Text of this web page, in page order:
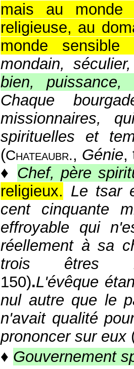
mais au
religieuse, au
monde
mondain,
bien, puissance,
Chaque
missionnaires,
spirituelles et
(Chateaubr., Génie,
♦ Chef, père
religieux. Le tsar
cent cinquante
effroyable qui
réellement à sa
trois êtres
150).L'évêque
nul autre que le
n'avait qualité
prononcer sur eux
♦ Gouvernement